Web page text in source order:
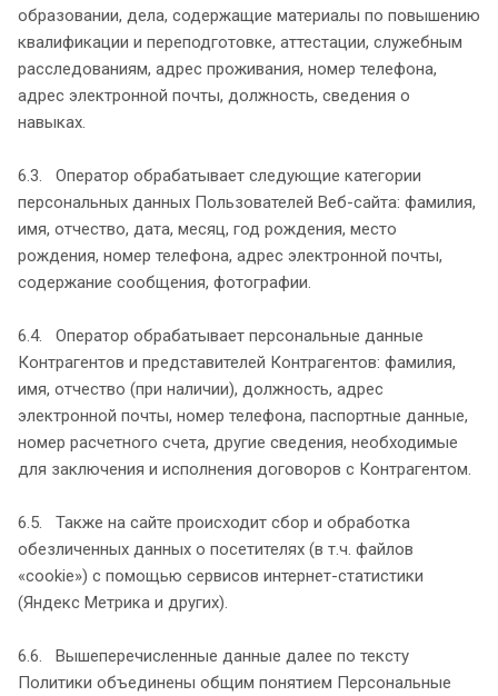
образовании, дела, содержащие материалы по повышению
квалификации и переподготовке, аттестации, служебным
расследованиям, адрес проживания, номер телефона,
адрес электронной почты, должность, сведения о
навыках.
6.3. Оператор обрабатывает следующие категории
персональных данных Пользователей Веб-сайта: фамилия,
имя, отчество, дата, месяц, год рождения, место
рождения, номер телефона, адрес электронной почты,
содержание сообщения, фотографии.
6.4. Оператор обрабатывает персональные данные
Контрагентов и представителей Контрагентов: фамилия,
имя, отчество (при наличии), должность, адрес
электронной почты, номер телефона, паспортные данные,
номер расчетного счета, другие сведения, необходимые
для заключения и исполнения договоров с Контрагентом.
6.5. Также на сайте происходит сбор и обработка
обезличенных данных о посетителях (в т.ч. файлов
«cookie») с помощью сервисов интернет-статистики
(Яндекс Метрика и других).
6.6. Вышеперечисленные данные далее по тексту
Политики объединены общим понятием Персональные